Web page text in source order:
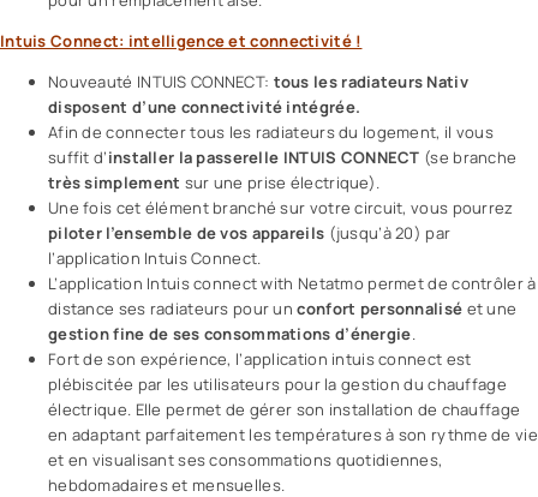
Intuis Connect: intelligence et connectivité !
Nouveauté INTUIS CONNECT: tous les radiateurs Nativ
disposent d’une connectivité intégrée.
Afin de connecter tous les radiateurs du logement, il vous
suffit d’installer la passerelle INTUIS CONNECT (se branche
très simplement sur une prise électrique).
Une fois cet élément branché sur votre circuit, vous pourrez
piloter l’ensemble de vos appareils (jusqu’à 20) par
l’application Intuis Connect.
L’application Intuis connect with Netatmo permet de contrôler à
distance ses radiateurs pour unconfort personnalisé et une
gestion fine de ses consommations d’énergie.
Fort de son expérience, l’application intuis connect est
plébiscitée par les utilisateurs pour la gestion du chauffage
électrique. Elle permet de gérer son installation de chauffage
en adaptant parfaitement les températures à son rythme de vie
et en visualisant ses consommations quotidiennes,
hebdomadaires et mensuelles.